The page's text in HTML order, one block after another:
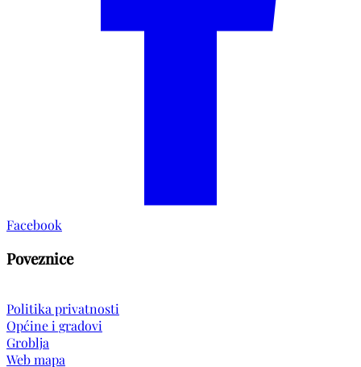
Facebook
Poveznice
Politika privatnosti
Općine i gradovi
Groblja
Web mapa